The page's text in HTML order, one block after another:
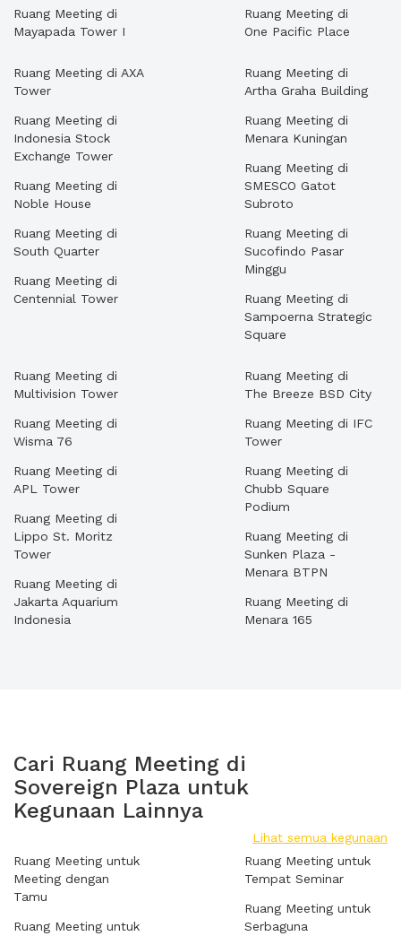
Ruang Meeting di
Mayapada Tower I
Ruang Meeting di
One Pacific Place
Ruang Meeting di AXA
Tower
Ruang Meeting di
Indonesia Stock
Exchange Tower
Ruang Meeting di
Noble House
Ruang Meeting di
South Quarter
Ruang Meeting di
Centennial Tower
Ruang Meeting di
Artha Graha Building
Ruang Meeting di
Menara Kuningan
Ruang Meeting di
SMESCO Gatot
Subroto
Ruang Meeting di
Sucofindo Pasar
Minggu
Ruang Meeting di
Sampoerna Strategic
Square
Ruang Meeting di
Multivision Tower
Ruang Meeting di
Wisma 76
Ruang Meeting di
APL Tower
Ruang Meeting di
Lippo St. Moritz
Tower
Ruang Meeting di
Jakarta Aquarium
Indonesia
Ruang Meeting di
The Breeze BSD City
Ruang Meeting di IFC
Tower
Ruang Meeting di
Chubb Square
Podium
Ruang Meeting di
Sunken Plaza -
Menara BTPN
Ruang Meeting di
Menara 165
Cari Ruang Meeting di
Sovereign Plaza untuk
Kegunaan Lainnya
Lihat semua kegunaan
Ruang Meeting untuk
Meeting dengan
Tamu
Ruang Meeting untuk
Ruang Meeting untuk
Tempat Seminar
Ruang Meeting untuk
Serbaguna